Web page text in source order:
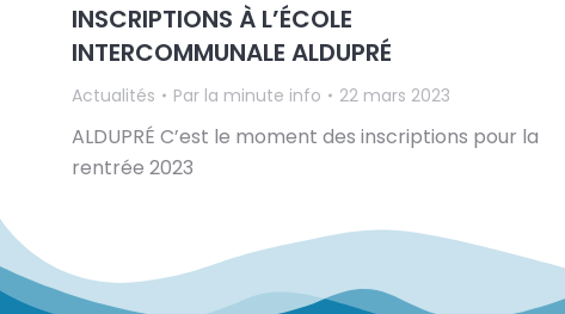
INSCRIPTIONS À L’ÉCOLE
INTERCOMMUNALE ALDUPRÉ
Actualités Par la minute info 22 mars 2023
ALDUPRÉ C’est le moment des inscriptions pour la
rentrée 2023